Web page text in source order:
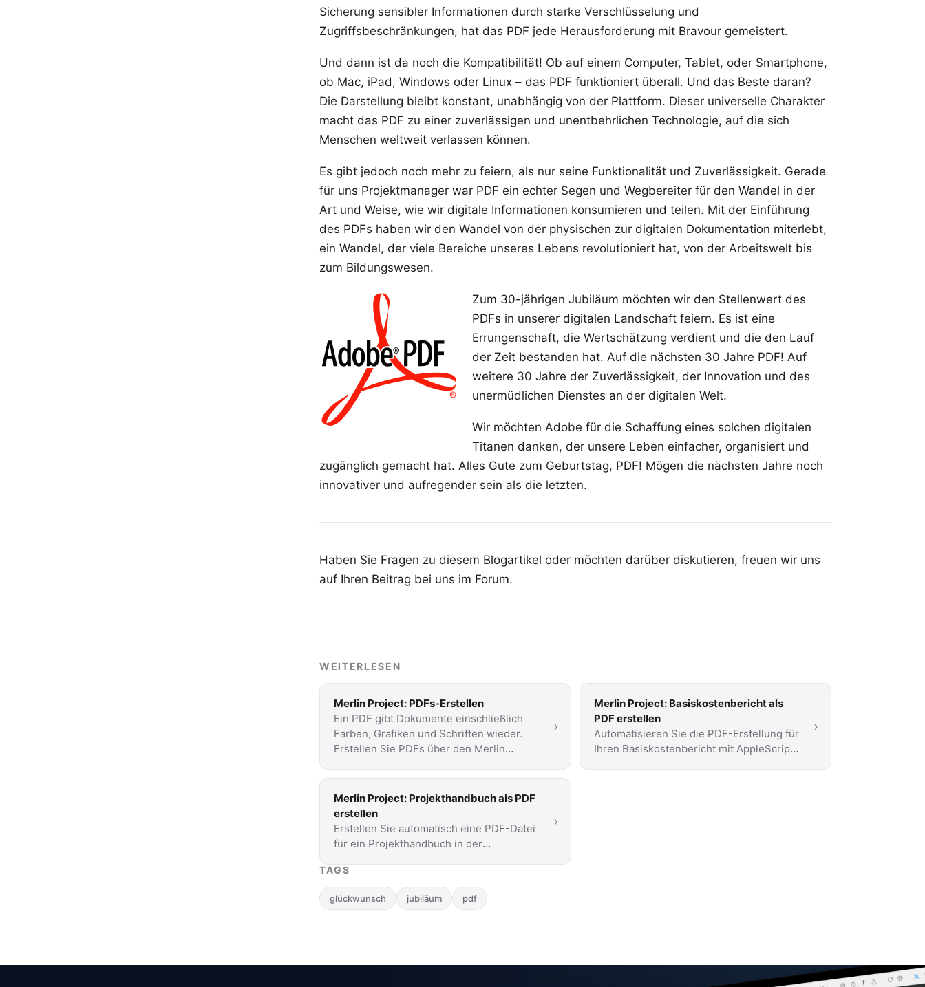
Sicherung sensibler Informationen durch starke Verschlüsselung und
Zugriffsbeschränkungen, hat das PDF jede Herausforderung mit Bravour gemeistert.
Und dann ist da noch die Kompatibilität! Ob auf einem Computer, Tablet, oder Smartphone,
ob Mac, iPad, Windows oder Linux – das PDF funktioniert überall. Und das Beste daran?
Die Darstellung bleibt konstant, unabhängig von der Plattform. Dieser universelle Charakter
macht das PDF zu einer zuverlässigen und unentbehrlichen Technologie, auf die sich
Menschen weltweit verlassen können.
Es gibt jedoch noch mehr zu feiern, als nur seine Funktionalität und Zuverlässigkeit. Gerade
für uns Projektmanager war PDF ein echter Segen und Wegbereiter für den Wandel in der
Art und Weise, wie wir digitale Informationen konsumieren und teilen. Mit der Einführung
des PDFs haben wir den Wandel von der physischen zur digitalen Dokumentation miterlebt,
ein Wandel, der viele Bereiche unseres Lebens revolutioniert hat, von der Arbeitswelt bis
zum Bildungswesen.
Zum 30-jährigen Jubiläum möchten wir den Stellenwert des
PDFs in unserer digitalen Landschaft feiern. Es ist eine
Errungenschaft, die Wertschätzung verdient und die den Lauf
der Zeit bestanden hat. Auf die nächsten 30 Jahre PDF! Auf
weitere 30 Jahre der Zuverlässigkeit, der Innovation und des
unermüdlichen Dienstes an der digitalen Welt.
Wir möchten Adobe für die Schaffung eines solchen digitalen
Titanen danken, der unsere Leben einfacher, organisiert und
zugänglich gemacht hat. Alles Gute zum Geburtstag, PDF! Mögen die nächsten Jahre noch
innovativer und aufregender sein als die letzten.
Haben Sie Fragen zu diesem Blogartikel oder möchten darüber diskutieren, freuen wir uns
auf Ihren Beitrag bei uns im Forum.
WEITERLESEN
Merlin Project: PDFs-Erstellen
Ein PDF gibt Dokumente einschließlich
Farben, Grafiken und Schriften wieder.
Erstellen Sie PDFs über den Merlin
›
Merlin Project: Basiskostenbericht als
PDF erstellen
Automatisieren Sie die PDF-Erstellung für
Ihren Basiskostenbericht mit AppleScript
›
Merlin Project: Projekthandbuch als PDF
erstellen
Erstellen Sie automatisch eine PDF-Datei
für ein Projekthandbuch in der
AppleScript und Asciidoctor PDF. …
›
TAGS
glückwunsch jubiläum pdf